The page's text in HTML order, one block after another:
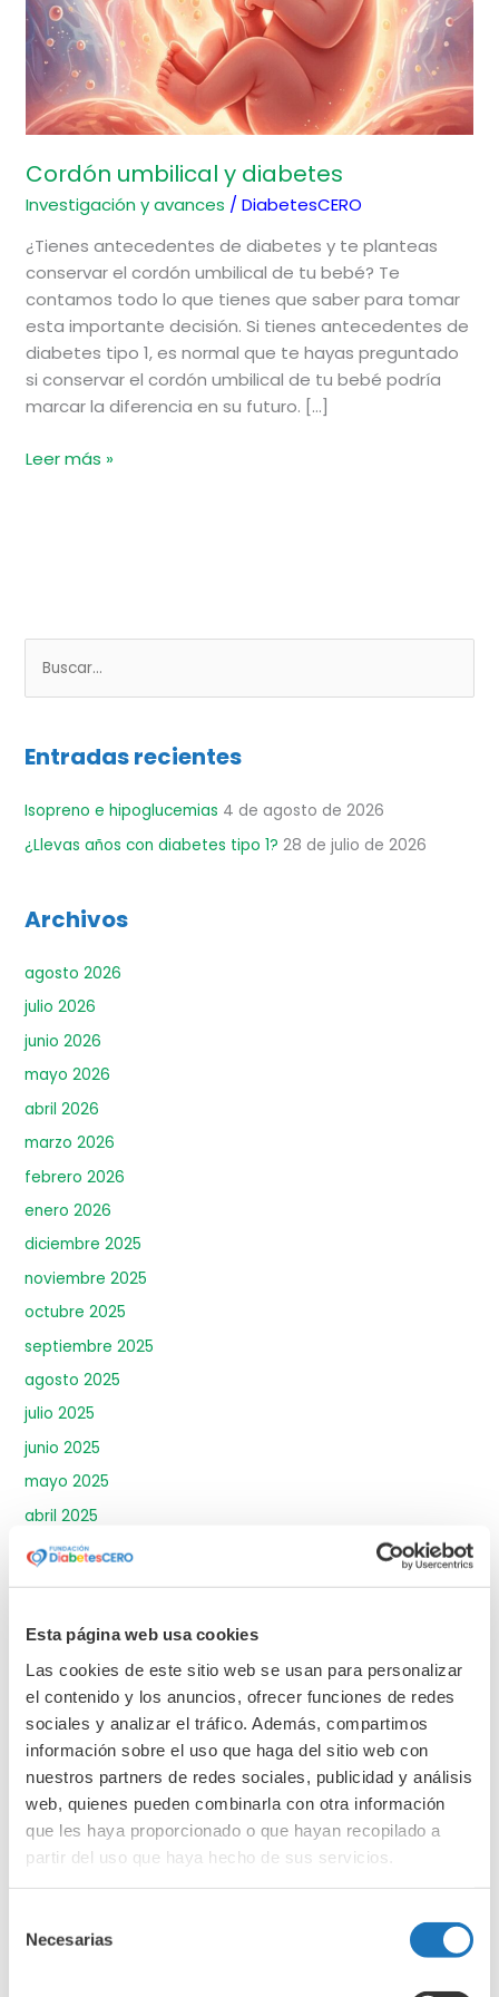
Esta página web usa cookies
Las cookies de este sitio web se usan para personalizar
el contenido y los anuncios, ofrecer funciones de redes
sociales y analizar el tráfico. Además, compartimos
información sobre el uso que haga del sitio web con
nuestros partners de redes sociales, publicidad y análisis
web, quienes pueden combinarla con otra información
que les haya proporcionado o que hayan recopilado a
partir del uso que haya hecho de sus servicios.
Necesarias
Cordón umbilical y diabetes
Investigación y avances /DiabetesCERO
¿Tienes antecedentes de diabetes y te planteas
conservar el cordón umbilical de tu bebé? Te
contamos todo lo que tienes que saber para tomar
esta importante decisión. Si tienes antecedentes de
diabetes tipo 1, es normal que te hayas preguntado
si conservar el cordón umbilical de tu bebé podría
marcar la diferencia en su futuro. […]
Leer más »
u
c
r
p
r
Entradas recientes
Isopreno e hipoglucemias 4 de agosto de 2026
¿Llevas años con diabetes tipo 1? 28 de julio de 2026
Archivos
agosto 2026
julio 2026
junio 2026
mayo 2026
abril 2026
marzo 2026
febrero 2026
enero 2026
diciembre 2025
noviembre 2025
octubre 2025
septiembre 2025
agosto 2025
julio 2025
junio 2025
mayo 2025
abril 2025
marzo 2025
febrero 2025
octubre 2024
septiembre 2024
junio 2024
abril 2024
marzo 2024
febrero 2024